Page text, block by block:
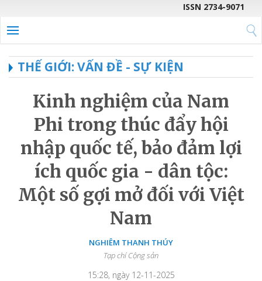
ISSN 2734-9071
THẾ GIỚI: VẤN ĐỀ - SỰ KIỆN
Kinh nghiệm của Nam
Phi trong thúc đẩy hội
nhập quốc tế, bảo đảm lợi
ích quốc gia - dân tộc:
Một số gợi mở đối với Việt
Nam
NGHIÊM THANH THÚY
Tạp chí Cộng sản
15:28, ngày 12-11-2025